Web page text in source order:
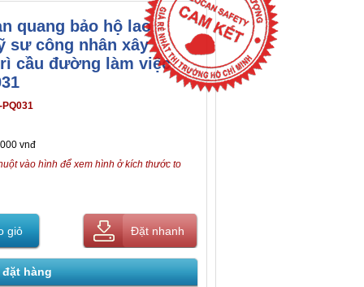
quang bảo hộ lao
sư công nhân xây
cầu đường làm việc
PQ031
vnđ
vào hình để xem hình ở kích thước to
giỏ Đặt nhanh
hàng